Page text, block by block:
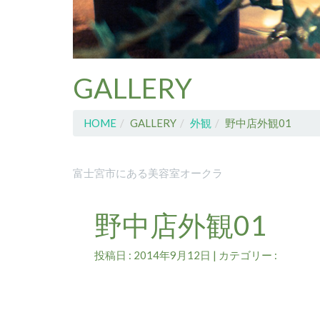
GALLERY
HOME GALLERY 外観 野中店外観01
富士宮市にある美容室オークラ
野中店外観01
投稿日 : 2014年9月12日 | カテゴリー :